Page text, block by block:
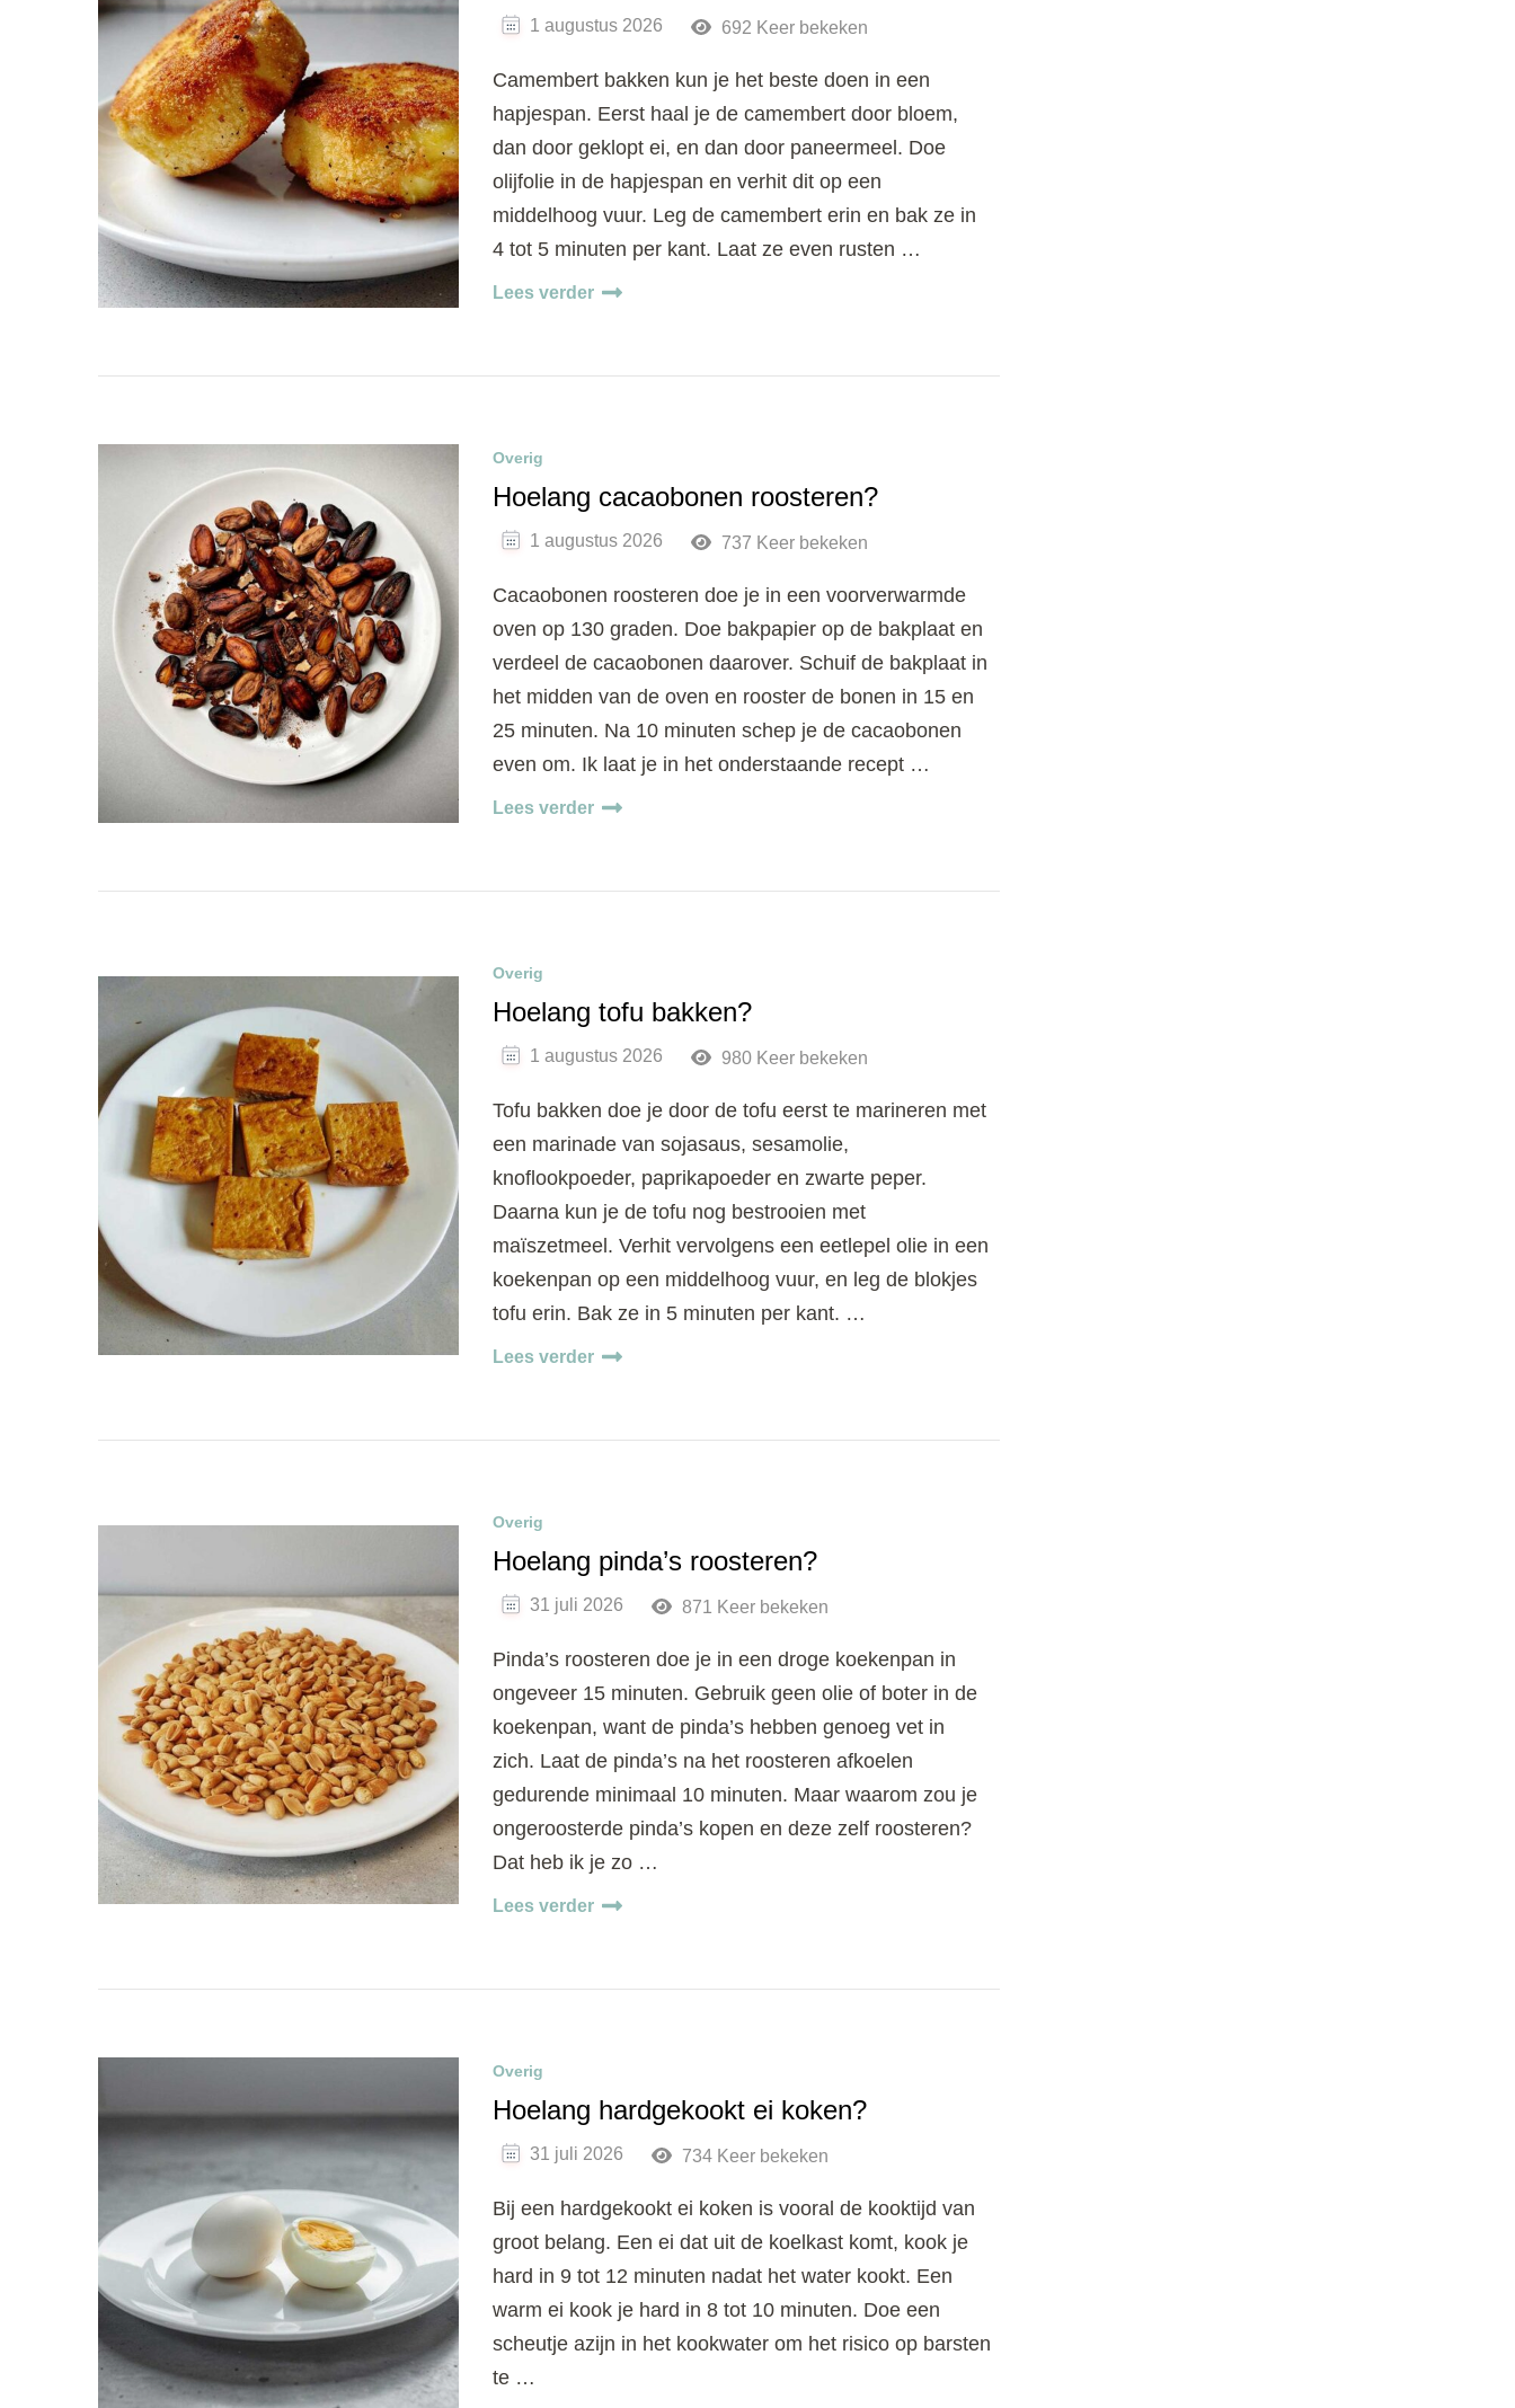
1 augustus 2026 692 Keer bekeken
Camembert bakken kun je het beste doen in een
hapjespan. Eerst haal je de camembert door bloem,
dan door geklopt ei, en dan door paneermeel. Doe
olijfolie in de hapjespan en verhit dit op een
middelhoog vuur. Leg de camembert erin en bak ze in
4 tot 5 minuten per kant. Laat ze even rusten …
Lees verder
Overig
Hoelang cacaobonen roosteren?
1 augustus 2026 737 Keer bekeken
Cacaobonen roosteren doe je in een voorverwarmde
oven op 130 graden. Doe bakpapier op de bakplaat en
verdeel de cacaobonen daarover. Schuif de bakplaat in
het midden van de oven en rooster de bonen in 15 en
25 minuten. Na 10 minuten schep je de cacaobonen
even om. Ik laat je in het onderstaande recept …
Lees verder
Overig
Hoelang tofu bakken?
1 augustus 2026 980 Keer bekeken
Tofu bakken doe je door de tofu eerst te marineren met
een marinade van sojasaus, sesamolie,
knoflookpoeder, paprikapoeder en zwarte peper.
Daarna kun je de tofu nog bestrooien met
maïszetmeel. Verhit vervolgens een eetlepel olie in een
koekenpan op een middelhoog vuur, en leg de blokjes
tofu erin. Bak ze in 5 minuten per kant. …
Lees verder
Overig
Hoelang pinda’s roosteren?
31 juli 2026 871 Keer bekeken
Pinda’s roosteren doe je in een droge koekenpan in
ongeveer 15 minuten. Gebruik geen olie of boter in de
koekenpan, want de pinda’s hebben genoeg vet in
zich. Laat de pinda’s na het roosteren afkoelen
gedurende minimaal 10 minuten. Maar waarom zou je
ongeroosterde pinda’s kopen en deze zelf roosteren?
Dat heb ik je zo …
Lees verder
Overig
Hoelang hardgekookt ei koken?
31 juli 2026 734 Keer bekeken
Bij een hardgekookt ei koken is vooral de kooktijd van
groot belang. Een ei dat uit de koelkast komt, kook je
hard in 9 tot 12 minuten nadat het water kookt. Een
warm ei kook je hard in 8 tot 10 minuten. Doe een
scheutje azijn in het kookwater om het risico op barsten
te …